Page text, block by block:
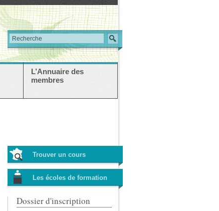
L’Annuaire des
membres
Trouver un cours
Les écoles de formation
Dossier d'inscription